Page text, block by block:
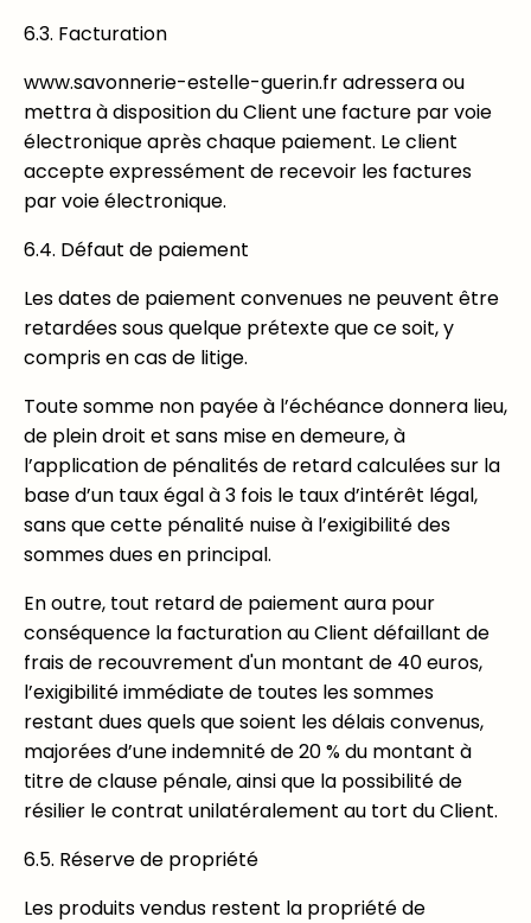
6.3. Facturation
www.savonnerie-estelle-guerin.fr adressera ou
mettra à disposition du Client une facture par voie
électronique après chaque paiement. Le client
accepte expressément de recevoir les factures
par voie électronique.
6.4. Défaut de paiement
Les dates de paiement convenues ne peuvent être
retardées sous quelque prétexte que ce soit, y
compris en cas de litige.
Toute somme non payée à l’échéance donnera lieu,
de plein droit et sans mise en demeure, à
l’application de pénalités de retard calculées sur la
base d’un taux égal à 3 fois le taux d’intérêt légal,
sans que cette pénalité nuise à l’exigibilité des
sommes dues en principal.
En outre, tout retard de paiement aura pour
conséquence la facturation au Client défaillant de
frais de recouvrement d'un montant de 40 euros,
l’exigibilité immédiate de toutes les sommes
restant dues quels que soient les délais convenus,
majorées d’une indemnité de 20 % du montant à
titre de clause pénale, ainsi que la possibilité de
résilier le contrat unilatéralement au tort du Client.
6.5. Réserve de propriété
Les produits vendus restent la propriété de